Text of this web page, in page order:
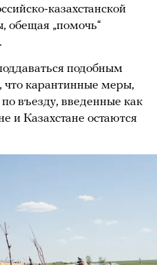
казахстанской
обещая „помочь“
подобным
карантинные меры,
въезду, введенные как
и Казахстане остаются